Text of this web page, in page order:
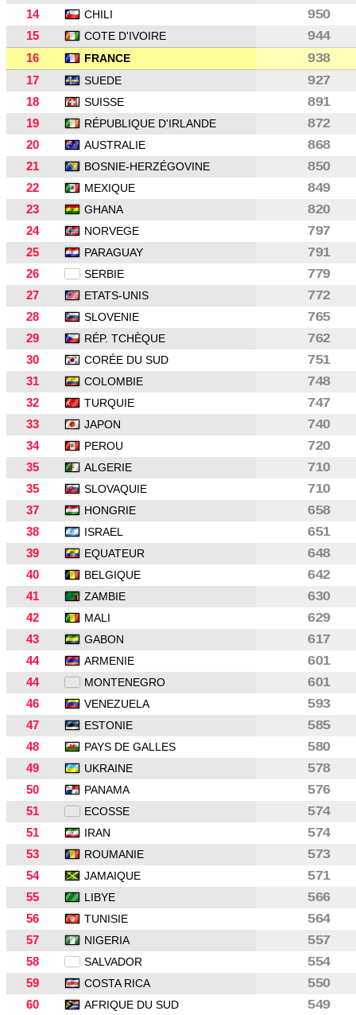
14
CHILI
950
15
COTE D'IVOIRE
944
16
FRANCE
938
17
SUEDE
927
18
SUISSE
891
19
RÉPUBLIQUE D'IRLANDE
872
20
AUSTRALIE
868
21
BOSNIE-HERZÉGOVINE
850
22
MEXIQUE
849
23
GHANA
820
24
NORVEGE
797
25
PARAGUAY
791
26
SERBIE
779
27
ETATS-UNIS
772
28
SLOVENIE
765
29
RÉP. TCHÈQUE
762
30
CORÉE DU SUD
751
31
COLOMBIE
748
32
TURQUIE
747
33
JAPON
740
34
PEROU
720
35
ALGERIE
710
35
SLOVAQUIE
710
37
HONGRIE
658
38
ISRAEL
651
39
EQUATEUR
648
40
BELGIQUE
642
41
ZAMBIE
630
42
MALI
629
43
GABON
617
44
ARMENIE
601
44
MONTENEGRO
601
46
VENEZUELA
593
47
ESTONIE
585
48
PAYS DE GALLES
580
49
UKRAINE
578
50
PANAMA
576
51
ECOSSE
574
51
IRAN
574
53
ROUMANIE
573
54
JAMAIQUE
571
55
LIBYE
566
56
TUNISIE
564
57
NIGERIA
557
58
SALVADOR
554
59
COSTA RICA
550
60
AFRIQUE DU SUD
549